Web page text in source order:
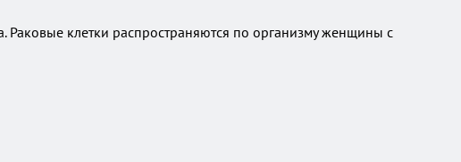
Раковые клетки распространяются по организму женщины с